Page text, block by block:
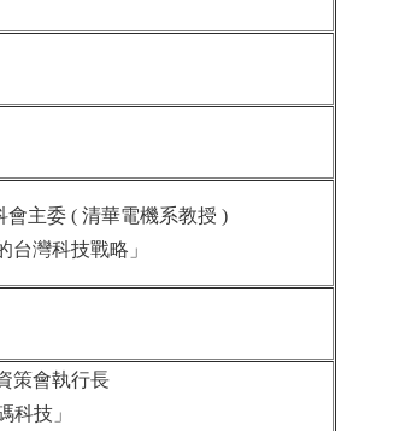
科會主委 ( 清華電機系教授 )
台灣科技戰略」
俊逸 資策會執行長
科技」